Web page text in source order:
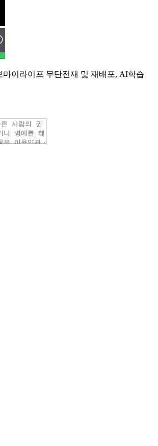
이라이프 무단전재 및 재배포, AI학습